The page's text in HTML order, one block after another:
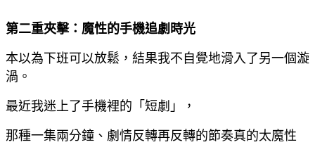
第二重夾擊：魔性的手機追劇時光
本以為下班可以放鬆，結果我不自覺地滑入了另一個漩
渦。
最近我迷上了手機裡的「短劇」，
那種一集兩分鐘、劇情反轉再反轉的節奏真的太魔性